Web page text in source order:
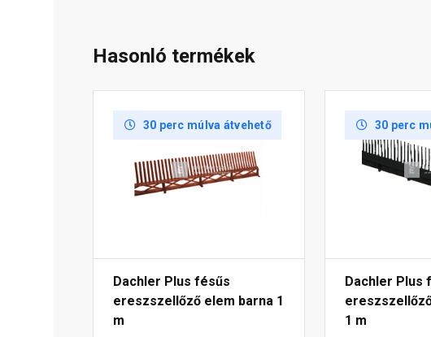
Hasonló termékek
30 perc múlva átvehető
Dachler Plus fésűs
ereszszellőző elem barna 1
m
30 perc
Dachler Plus
1 m